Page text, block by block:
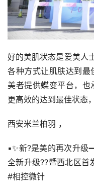
好的美肌状态是爱美人
各种方式让肌肤达到
美者提供蝶变平台，
更高效的达到最佳状态
西安米兰柏羽 ，
▪️✨新?是美的再次升级
全新升级??暨西北区
#相控微针